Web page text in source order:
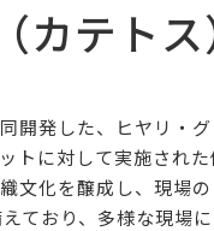
カテト
開発した、ヒヤリ・グ
トに対して実施され
文化を醸成し、現場
ており、多様な現場